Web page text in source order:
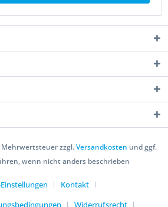
Mehrwertsteuer zzgl.Versandkosten und ggf.
wenn nicht anders beschrieben
Kontakt
Widerrufsrecht